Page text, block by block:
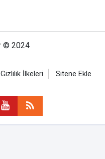
© 2024
Gizlilik İlkeleri Sitene Ekle